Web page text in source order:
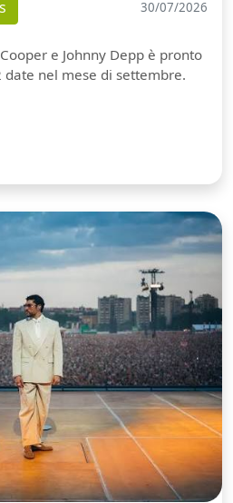
30/07/2026
e Johnny Depp è pronto
nel mese di settembre.